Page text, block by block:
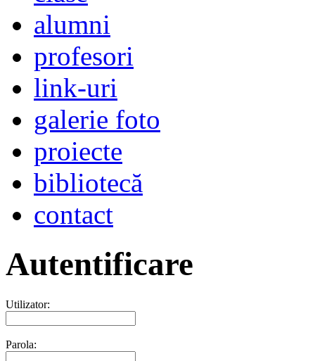
alumni
profesori
link-uri
galerie foto
proiecte
bibliotecă
contact
Autentificare
Utilizator:
Parola: